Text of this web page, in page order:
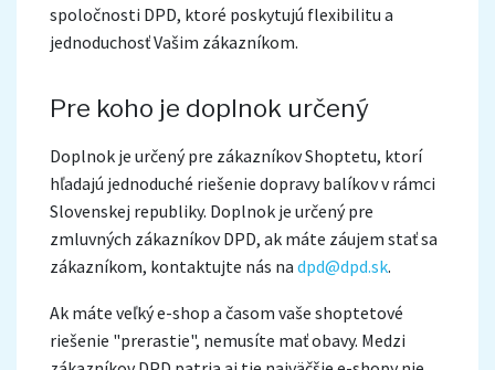
spoločnosti DPD, ktoré poskytujú flexibilitu a
jednoduchosť Vašim zákazníkom.
Pre koho je doplnok určený
Doplnok je určený pre zákazníkov Shoptetu, ktorí
hľadajú jednoduché riešenie dopravy balíkov v rámci
Slovenskej republiky. Doplnok je určený pre
zmluvných zákazníkov DPD, ak máte záujem stať sa
zákazníkom, kontaktujte nás na dpd@dpd.sk.
Ak máte veľký e-shop a časom vaše shoptetové
riešenie "prerastie", nemusíte mať obavy. Medzi